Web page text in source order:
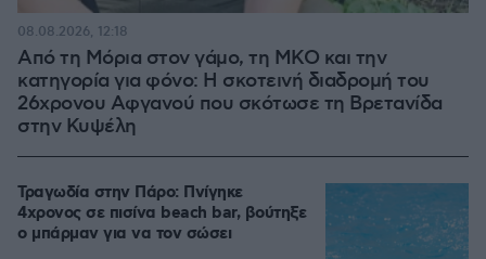
Από τη Μόρια στον γάμο, τη ΜΚΟ και την
κατηγορία για φόνο: Η σκοτεινή διαδρομή του
26χρονου Αφγανού που σκότωσε τη Βρετανίδα
στην Κυψέλη
08.08.2026, 12:18
Τραγωδία στην Πάρο: Πνίγηκε
4χρονος σε πισίνα beach bar, βούτηξε
ο μπάρμαν για να τον σώσει